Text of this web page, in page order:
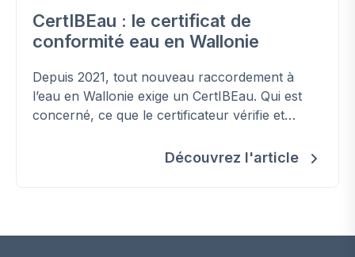
CertIBEau : le certificat de
conformité eau en Wallonie
Depuis 2021, tout nouveau raccordement à
l’eau en Wallonie exige un CertIBEau. Qui est
concerné, ce que le certificateur vérifie et
Découvrez l'article